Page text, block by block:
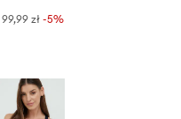
99,99 zł -5%